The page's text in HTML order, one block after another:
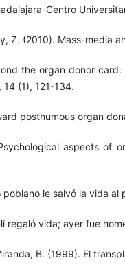
Centro
Z. (2010). Mass-media
the organ donor
(1), 121-134.
posthumous organ
aspects of
le salvó la vida
regaló vida; ayer fue
B. (1999). El